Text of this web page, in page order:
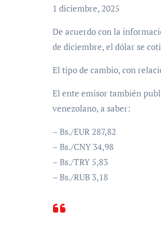
1 diciembre, 2025
De acuerdo con la información indicada por el Banco Central de Venezuela al cierre de este lunes 1°
de diciembre, el dólar se
El tipo de cambio, con
El ente emisor también
venezolano, a saber:
– Bs./EUR 287,82
– Bs./CNY 34,98
– Bs./TRY 5,83
– Bs./RUB 3,18